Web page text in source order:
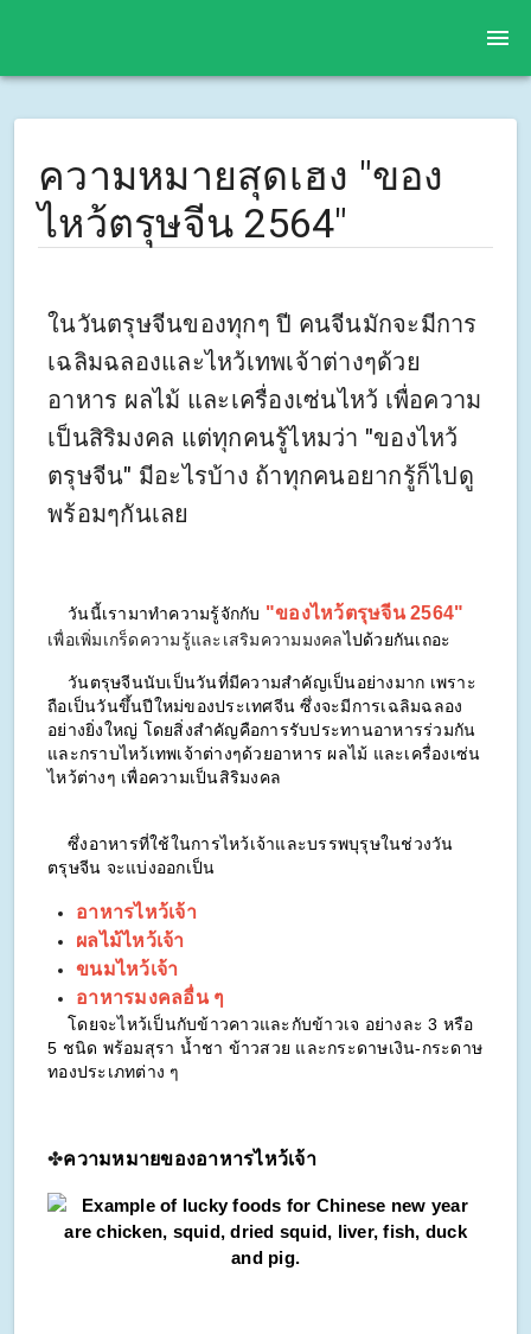
ความหมายสุดเฮง "ของ
ไหว้ตรุษจีน 2564"
ในวันตรุษจีนของทุกๆ ปี คนจีนมักจะมีการ
เฉลิมฉลองและไหว้เทพเจ้าต่างๆด้วย
อาหาร ผลไม้ และเครื่องเซ่นไหว้ เพื่อความ
เป็นสิริมงคล แต่ทุกคนรู้ไหมว่า "ของไหว้
ตรุษจีน" มีอะไรบ้าง ถ้าทุกคนอยากรู้ก็ไปดู
พร้อมๆกันเลย
วันนี้เรามาทำความรู้จักกับ "ของไหว้ตรุษจีน 2564"
เพื่อเพิ่มเกร็ดความรู้และเสริมความมงคลไปด้วยกันเถอะ
วันตรุษจีนนับเป็นวันที่มีความสำคัญเป็นอย่างมาก เพราะ
ถือเป็นวันขึ้นปีใหม่ของประเทศจีน ซึ่งจะมีการเฉลิมฉลอง
อย่างยิ่งใหญ่ โดยสิ่งสำคัญคือการรับประทานอาหารร่วมกัน
และกราบไหว้เทพเจ้าต่างๆด้วยอาหาร ผลไม้ และเครื่องเซ่น
ไหว้ต่างๆ เพื่อความเป็นสิริมงคล
ซึ่งอาหารที่ใช้ในการไหว้เจ้าและบรรพบุรุษในช่วงวัน
ตรุษจีน จะแบ่งออกเป็น
อาหารไหว้เจ้า
ผลไม้ไหว้เจ้า
ขนมไหว้เจ้า
อาหารมงคลอื่น ๆ
โดยจะไหว้เป็นกับข้าวคาวและกับข้าวเจ อย่างละ 3 หรือ
5 ชนิด พร้อมสุรา น้ำชา ข้าวสวย และกระดาษเงิน-กระดาษ
ทองประเภทต่าง ๆ
✤ความหมายของอาหารไหว้เจ้า